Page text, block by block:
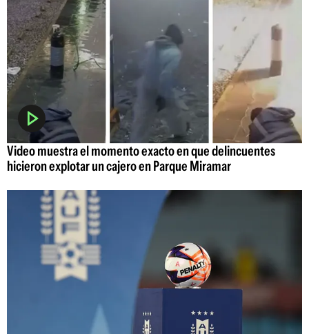
Video muestra el momento exacto en que delincuentes
hicieron explotar un cajero en Parque Miramar